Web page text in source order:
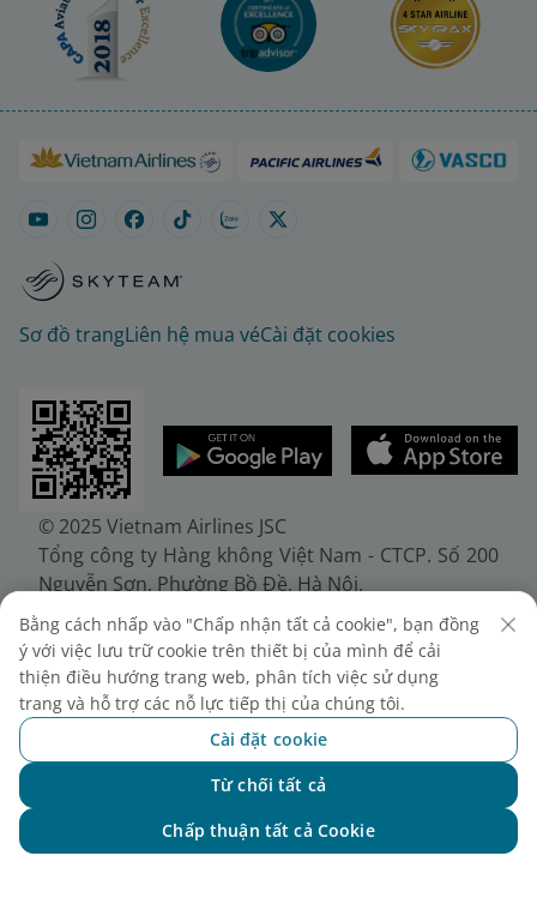
Sơ đồ trangLiên hệ mua véCài đặt cookies
© 2025 Vietnam Airlines JSC
Tổng công ty Hàng không Việt Nam - CTCP. Số 200
Nguyễn Sơn, Phường Bồ Đề, Hà Nội.
Điện thoại: (+84-24) 38272289. Fax: (+84-24)
38722375
Giấy chứng nhận đăng ký doanh nghiệp, mã số
doanh nghiệp 0100107518, đăng ký lần đầu ngày
30/6/2010, đăng ký thay đổi lần thứ 10 ngày
24/7/2025, cấp bởi Sở Tài chính Thành phố Hà Nội.
Bằng cách nhấp vào "Chấp nhận tất cả cookie", bạn đồng
ý với việc lưu trữ cookie trên thiết bị của mình để cải
thiện điều hướng trang web, phân tích việc sử dụng
trang và hỗ trợ các nỗ lực tiếp thị của chúng tôi.
Cài đặt cookie
Từ chối tất cả
Chấp thuận tất cả Cookie